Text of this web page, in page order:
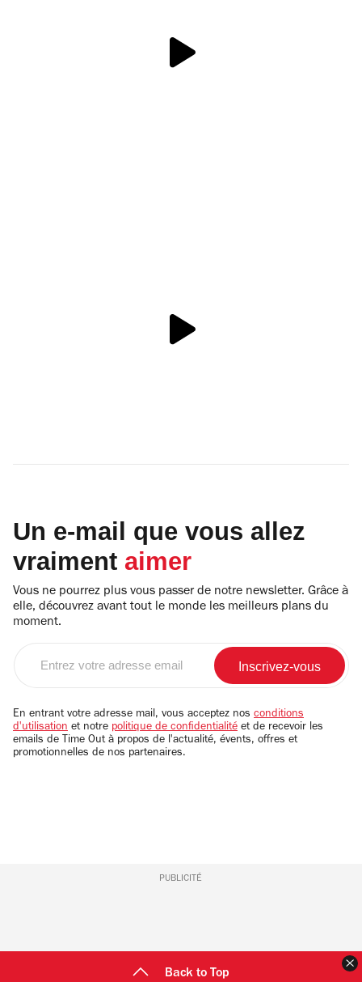
Un e-mail que vous allez
vraiment aimer
Vous ne pourrez plus vous passer de notre newsletter. Grâce à
elle, découvrez avant tout le monde les meilleurs plans du
moment.
email
En entrant votre adresse mail, vous acceptez nos conditions
d'utilisation et notre politique de confidentialité et de recevoir les
emails de Time Out à propos de l'actualité, évents, offres et
promotionnelles de nos partenaires.
PUBLICITÉ
Back to Top